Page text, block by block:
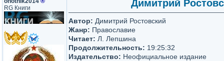
RG Книги
Димитрий
Автор: Димитрий Ростовский
Жанр: Православие
Читает: Л. Лепшина
Продолжительность: 19:25:32
Издательство: Неофициальное издание